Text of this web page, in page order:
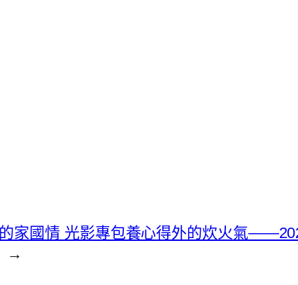
家國情 光影專包養心得外的炊火氣
→